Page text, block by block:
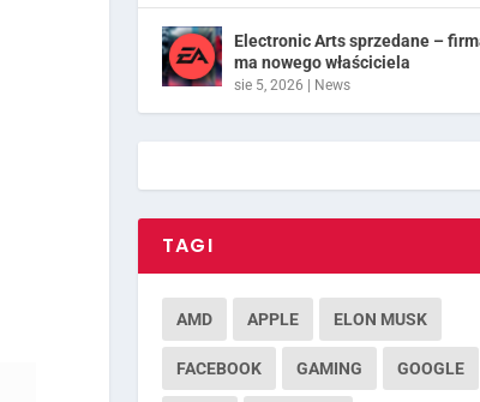
Electronic Arts sprzedane –
ma nowego właściciela
sie 5, 2026 | News
TAGI
AMD APPLE ELON MUSK
FACEBOOK GAMING GOOGLE